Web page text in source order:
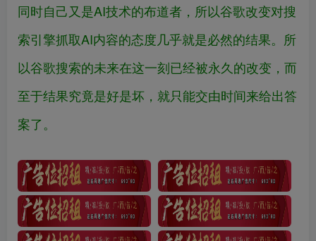
同时自己又是AI技术的布道者，所以谷歌改变对搜
索引擎抓取AI内容的态度几乎就是必然的结果。所
以谷歌搜索的未来在这一刻已经被永久的改变，而
至于结果究竟是好是坏，就只能交由时间来给出答
案了。